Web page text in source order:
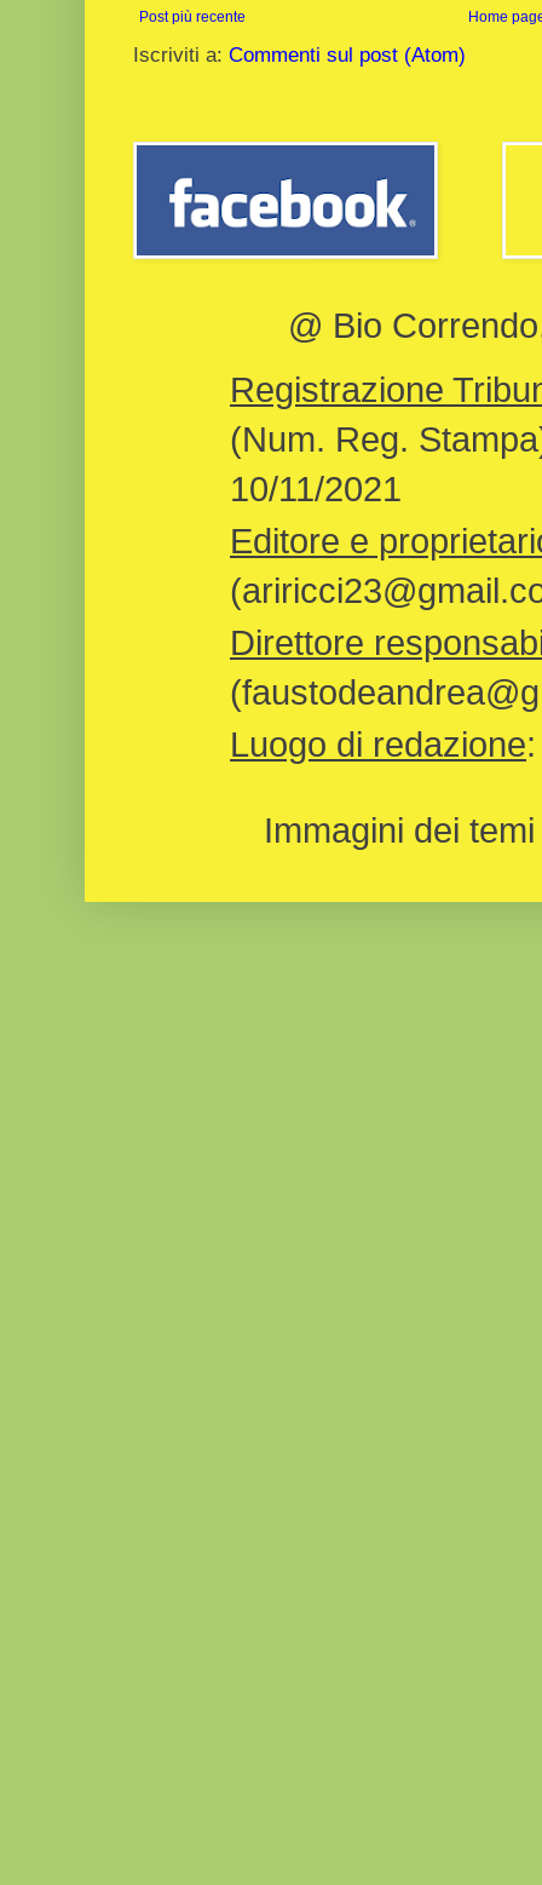
Post più recente Home
Iscriviti a: Commenti sul post (Atom)
@ Bio
Registrazione
(Num. Reg.
10/11/2021
Editore e
Direttore
Luogo di redazione
Immagini dei